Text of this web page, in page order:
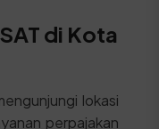
di Kota
lokasi
perpajakan